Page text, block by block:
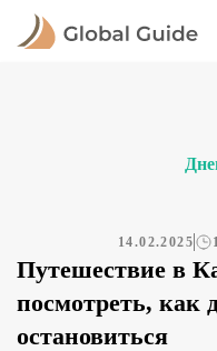
14.02.2025
Путешествие в
посмотреть, как
остановиться